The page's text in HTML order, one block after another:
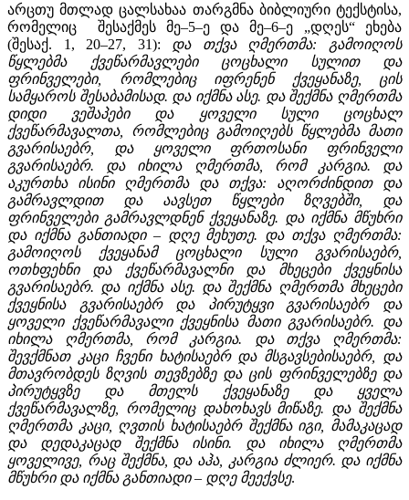
არცთუ მთლად ცალსახაა თარგმნა ბიბლიური ტექსტისა,
რომელიც შესაქმეს მე–5–ე და მე–6–ე „დღეს“ ეხება
(შესაქ. 1, 20–27, 31): და თქვა ღმერთმა: გამოიღოს
წყლებმა ქვეწარმავლები ცოცხალი სულით და
ფრინველები, რომლებიც იფრენენ ქვეყანაზე, ცის
სამყაროს შესაბამისად. და იქმნა ასე. და შექმნა ღმერთმა
დიდი ვეშაპები და ყოველი სული ცოცხალ
ქვეწარმავალთა, რომლებიც გამოიღებს წყლებმა მათი
გვარისაებრ, და ყოველი ფრთოსანი ფრინველი
გვარისაებრ. და იხილა ღმერთმა, რომ კარგია. და
აკურთხა ისინი ღმერთმა და თქვა: აღორძინდით და
გამრავლდით და აავსეთ წყლები ზღვებში, და
ფრინველები გამრავლდნენ ქვეყანაზე. და იქმნა მწუხრი
და იქმნა განთიადი – დღე მეხუთე. და თქვა ღმერთმა:
გამოიღოს ქვეყანამ ცოცხალი სული გვარისაებრ,
ოთხფეხნი და ქვეწარმავალნი და მხეცები ქვეყნისა
გვარისაებრ. და იქმნა ასე. და შექმნა ღმერთმა მხეცები
ქვეყნისა გვარისაებრ და პირუტყვი გვარისაებრ და
ყოველი ქვეწარმავალი ქვეყნისა მათი გვარისაებრ. და
იხილა ღმერთმა, რომ კარგია. და თქვა ღმერთმა:
შევქმნათ კაცი ჩვენი ხატისაებრ და მსგავსებისაებრ, და
მთავრობდეს ზღვის თევზებზე და ცის ფრინველებზე და
პირუტყვზე და მთელს ქვეყანაზე და ყველა
ქვეწარმავალზე, რომელიც დახოხავს მიწაზე. და შექმნა
ღმერთმა კაცი, ღვთის ხატისაებრ შექმნა იგი, მამაკაცად
და დედაკაცად შექმნა ისინი. და იხილა ღმერთმა
ყოველივე, რაც შექმნა, და აჰა, კარგია ძლიერ. და იქმნა
მწუხრი და იქმნა განთიადი – დღე მეექვსე.